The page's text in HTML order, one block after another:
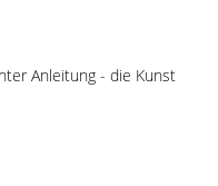
Anleitung - die Kunst